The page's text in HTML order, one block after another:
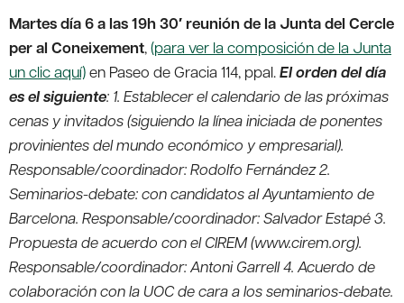
Martes día 6 a las 19h 30′ reunión de la Junta del Cercle
per al Coneixement,(para ver la composición de la Junta
un clic aquí)en Paseo de Gracia 114, ppal.El orden del día
es el siguiente: 1. Establecer el calendario de las próximas
cenas y invitados (siguiendo la línea iniciada de ponentes
provinientes del mundo económico y empresarial).
Responsable/coordinador: Rodolfo Fernández 2.
Seminarios-debate: con candidatos al Ayuntamiento de
Barcelona. Responsable/coordinador: Salvador Estapé 3.
Propuesta de acuerdo con el CIREM (www.cirem.org).
Responsable/coordinador: Antoni Garrell 4. Acuerdo de
colaboración con la UOC de cara a los seminarios-debate.